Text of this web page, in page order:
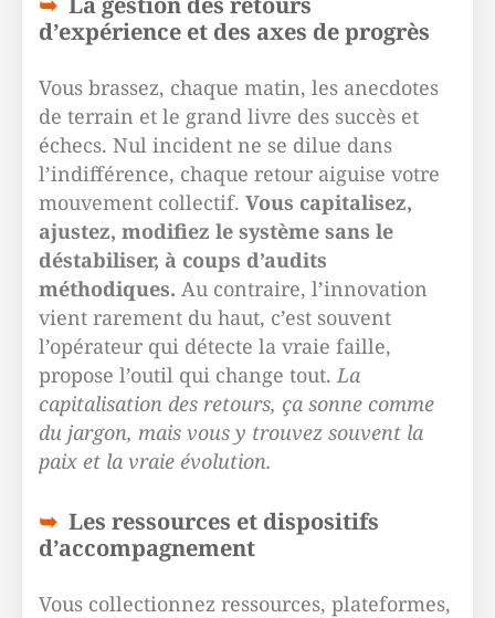
d’expérience et des axes de progrès
Vous brassez, chaque matin, les anecdotes
de terrain et le grand livre des succès et
échecs. Nul incident ne se dilue dans
l’indifférence, chaque retour aiguise votre
mouvement collectif. Vous capitalisez,
ajustez, modifiez le système sans le
déstabiliser, à coups d’audits
méthodiques. Au contraire, l’innovation
vient rarement du haut, c’est souvent
l’opérateur qui détecte la vraie faille,
propose l’outil qui change tout.La
capitalisation des retours, ça sonne comme
du jargon, mais vous y trouvez souvent la
paix et la vraie évolution.
Les ressources et dispositifs
d’accompagnement
Vous collectionnez ressources, plateformes,